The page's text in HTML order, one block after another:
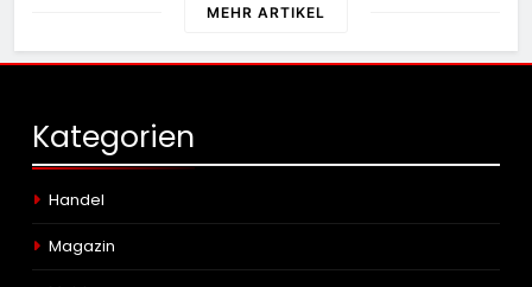
MEHR ARTIKEL
Kategorien
Handel
Magazin